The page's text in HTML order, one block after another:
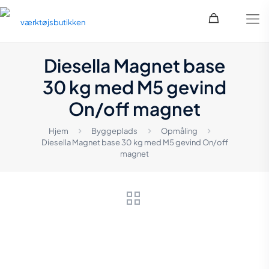
Diesella Magnet base
30 kg med M5 gevind
On/off magnet
Hjem Byggeplads
Opmåling
Diesella Magnet base 30 kg med M5 gevind On/off
magnet